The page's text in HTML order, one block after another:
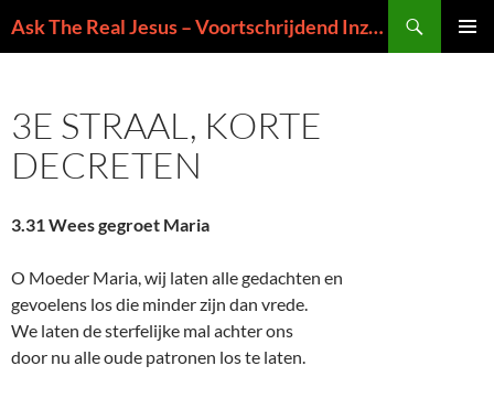
naar
Ask The Real Jesus – Voortschrijdend Inzicht in de Zin van het Leven
3E STRAAL, KORTE
DECRETEN
3.31 Wees gegroet Maria
O Moeder Maria, wij laten alle gedachten en
gevoelens los die minder zijn dan vrede.
We laten de sterfelijke mal achter ons
door nu alle oude patronen los te laten.